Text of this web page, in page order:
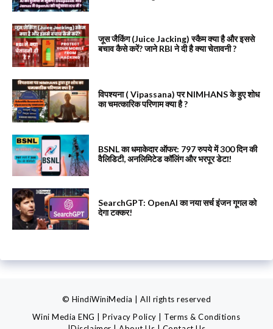
जूस जैकिंग (Juice Jacking) स्कैम क्या है और इससे
बचाव कैसे करें? जाने RBI ने दी है क्या चेतावनी ?
विपश्यना ( Vipassana) पर NIMHANS के हुए शोध
का चमत्कारिक परिणाम क्या है ?
BSNL का धमाकेदार ऑफर: 797 रुपये में 300 दिन की
वैलिडिटी, अनलिमिटेड कॉलिंग और भरपूर डेटा!
SearchGPT: OpenAI का नया सर्च इंजन गूगल को
देगा टक्कर!
© HindiWiniMedia | All rights reserved
Wini Media ENG
|Privacy Policy
Terms & Conditions